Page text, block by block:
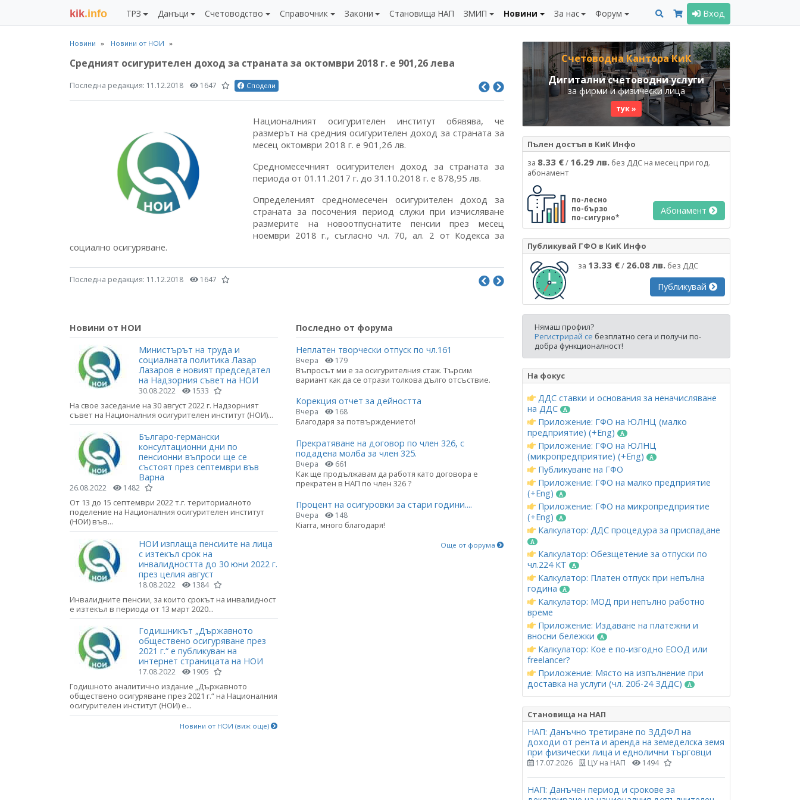
kik.info ТРЗ Данъци Счетоводство Справочник Закони Становища НАП ЗМИП Новини За нас Форум Вход
Новини Новини от НОИ
Средният осигурителен доход за страната за октомври 2018 г. е 901,26 лева
Последна редакция: 11.12.2018 1647 Сподели
Националният осигурителен институт обявява, че
размерът на средния осигурителен доход за страната за
месец октомври 2018 г. е 901,26 лв.
Средномесечният осигурителен доход за страната за
периода от 01.11.2017 г. до 31.10.2018 г. е 878,95 лв.
Определеният средномесечен осигурителен доход за
страната за посочения период служи при изчисляване
размерите на новоотпуснатите пенсии през месец
ноември 2018 г., съгласно чл. 70, ал. 2 от Кодекса за
социално осигуряване.
Последна редакция: 11.12.2018 1647
Новини от НОИ
Министърът на труда и
социалната политика Лазар
Лазаров е новият председател
на Надзорния съвет на НОИ
30.08.2022 1533
На свое заседание на 30 август 2022 г. Надзорният
съвет на Националния осигурителен институт (НОИ)...
Българо-германски
консултационни дни по
пенсионни въпроси ще се
състоят през септември във
Варна
26.08.2022 1482
От 13 до 15 септември 2022 т.г. териториалното
поделение на Националния осигурителен институт
(НОИ) във...
НОИ изплаща пенсиите на лица
с изтекъл срок на
инвалидността до 30 юни 2022 г.
през целия август
18.08.2022 1384
Инвалидните пенсии, за които срокът на инвалидност
е изтекъл в периода от 13 март 2020...
Годишникът „Държавното
обществено осигуряване през
2021 г.“ е публикуван на
интернет страницата на НОИ
17.08.2022 1905
Годишното аналитично издание „Държавното
обществено осигуряване през 2021 г.“ на Националния
осигурителен институт (НОИ) е...
Новини от НОИ (виж още)
Последно от форума
Неплатен творчески отпуск по чл.161
Вчера 179
Въпросът ми е за осигурителния стаж. Търсим
вариант как да се отрази толкова дълго отсъствие.
Корекция отчет за дейността
Вчера 168
Благодаря за потвърждението!
Прекратяване на договор по член 326, с
подадена молба за член 325.
Вчера 661
Как ще продължавам да работя като договора е
прекратен в НАП по член 326 ?
Процент на осигуровки за стари години....
Вчера 148
Kiarra, много благодаря!
Още от форума
Счетоводна Кантора КиК
Дигитални счетоводни услуги
за фирми и физически лица
тук »
Пълен достъп в КиК Инфо
за 8.33 €/ 16.29 лв. без ДДС на месец при год.
абонамент
по-лесно
по-бързо
по-сигурно*
Абонамент
Публикувай ГФО в КиК Инфо
за 13.33 €/ 26.08 лв. без ДДС
Публикувай
Нямаш профил?
Регистрирай се безплатно сега и получи по-
добра функционалност!
На фокус
ДДС ставки и основания за неначисляване
на ДДС
Приложение: ГФО на ЮЛНЦ (малко
предприятие) (+Eng)
Приложение: ГФО на ЮЛНЦ
(микропредприятие) (+Eng)
Публикуване на ГФО
Приложение: ГФО на малко предприятие
(+Eng)
Приложение: ГФО на микропредприятие
(+Eng)
Калкулатор: ДДС процедура за приспадане
Калкулатор: Обезщетение за отпуски по
чл.224 КТ
Калкулатор: Платен отпуск при непълна
година
Калкулатор: МОД при непълно работно
време
Приложение: Издаване на платежни и
вносни бележки
Калкулатор: Кое е по-изгодно ЕООД или
freelancer?
Приложение: Място на изпълнение при
доставка на услуги (чл. 20б-24 ЗДДС)
Становища на НАП
НАП: Данъчно третиране по ЗДДФЛ на
доходи от рента и аренда на земеделска земя
при физически лица и еднолични търговци
17.07.2026 ЦУ на НАП 1494
НАП: Данъчен период и срокове за